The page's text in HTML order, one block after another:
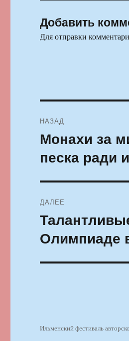
Добавить
Для отправки
по
записям
НАЗАД
Предыдущая
Монахи за
песка ради
ДАЛЕЕ
Следующая
Олимпиаде
Ильменский фестиваль